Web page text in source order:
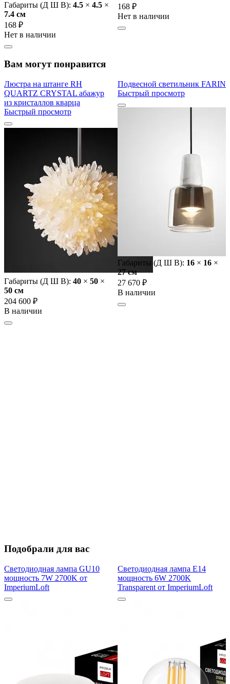
Габариты (Д Ш В): 4.5 × 4.5 ×
7.4 cм
168 ₽
Нет в наличии
168 ₽
Нет в наличии
Вам могут понравится
Люстра на штанге RH
QUARTZ CRYSTAL абажур
из кристаллов кварца
Быстрый просмотр
Габариты (Д Ш В): 40 × 50 ×
50 cм
204 600 ₽
В наличии
Подвесной светильник FARIN
Быстрый просмотр
Габариты (Д Ш В): 16 × 16 ×
27 cм
27 670 ₽
В наличии
Подобрали для вас
Светодиодная лампа GU10
мощность 7W 2700K от
ImperiumLoft
Светодиодная лампа E14
мощность 6W 2700K
Transparent от ImperiumLoft